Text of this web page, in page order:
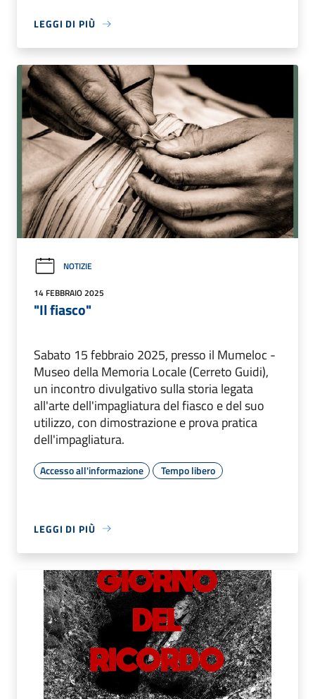
LEGGI DI PIÙ
NOTIZIE
14 FEBBRAIO 2025
"Il fiasco"
Sabato 15 febbraio 2025, presso il Mumeloc -
Museo della Memoria Locale (Cerreto Guidi),
un incontro divulgativo sulla storia legata
all'arte dell'impagliatura del fiasco e del suo
utilizzo, con dimostrazione e prova pratica
dell'impagliatura.
Accesso all'informazione Tempo libero
LEGGI DI PIÙ